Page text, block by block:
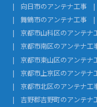
向日市のアンテナ工事
舞鶴市のアンテナ工事
京都市山科区のアンテナ
京都市南区のアンテナ工
京都市東山区のアンテナ
京都市上京区のアンテナ
京都市北区のアンテナ工
吉野郡吉野町のアンテナ